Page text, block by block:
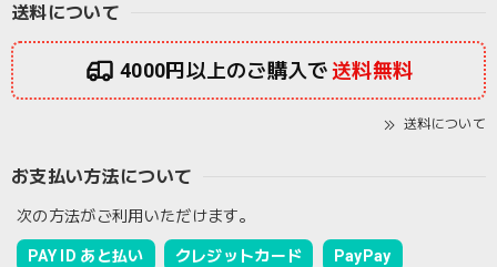
送料について
4000円以上のご購入で送料無料
送料について
お支払い方法について
次の方法がご利用いただけます。
PAY ID あと払い クレジットカード PayPay